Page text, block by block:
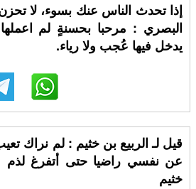
إذا تحدث الناس عنك بسوء، لا
البصري : مرحبا بحسنةٍ لم
يدخل فيها عُجب ولا رياء.
قيل لـ الربيع بن خثيم : لم نراك
عن نفسي راضيا حتى أتفرغ لذم
خثيم